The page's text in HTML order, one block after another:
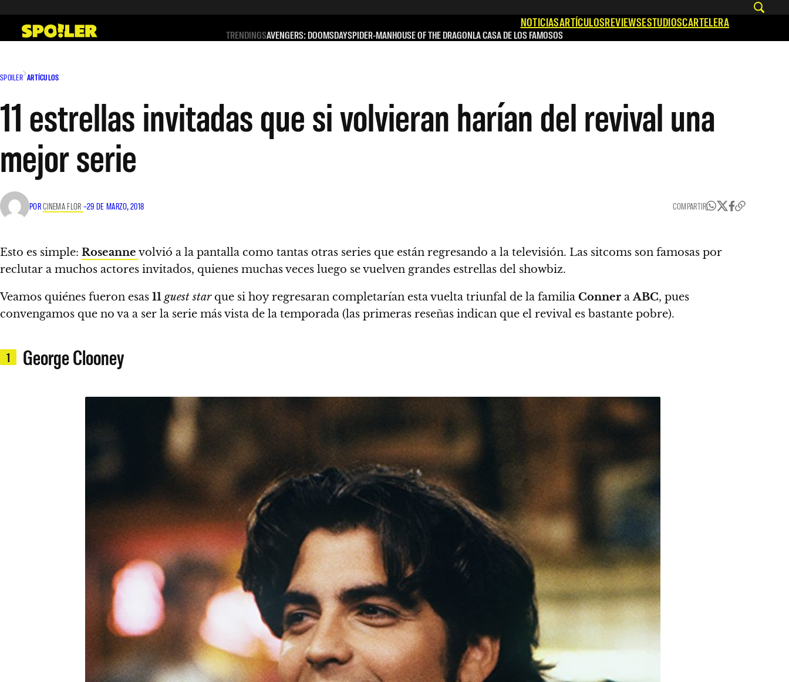
contenido
NOTICIASARTÍCULOSREVIEWSESTUDIOSCARTELERA
TRENDINGSAVENGERS: DOOMSDAYSPIDER-MANHOUSE OF THE DRAGONLA CASA DE LOS FAMOSOS
SPOILER ARTÍCULOS
11 estrellas invitadas que si volvieran harían del revival una
mejor serie
PORCINEMA FLOR –29 DE MARZO, 2018 COMPARTIR
Esto es simple: Roseanne volvió a la pantalla como tantas otras series que están regresando a la televisión. Las sitcoms son famosas por
reclutar a muchos actores invitados, quienes muchas veces luego se vuelven grandes estrellas del showbiz.
Veamos quiénes fueron esas 11 guest starque si hoy regresaran completarían esta vuelta triunfal de la familia Conner aABC, pues
convengamos que no va a ser la serie más vista de la temporada (las primeras reseñas indican que el revival es bastante pobre).
1 George Clooney